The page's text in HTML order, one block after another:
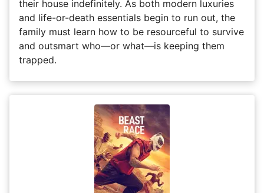
their house indefinitely. As both modern luxuries
and life-or-death essentials begin to run out, the
family must learn how to be resourceful to survive
and outsmart who—or what—is keeping them
trapped.